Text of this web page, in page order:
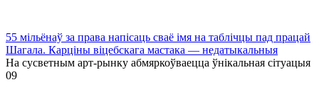
55 мільёнаў за права напісаць сваё імя на таблічцы пад працай
Шагала. Карціны віцебскага мастака — недатыкальныя
На сусветным арт-рынку абмяркоўваецца ўнікальная сітуацыя
09